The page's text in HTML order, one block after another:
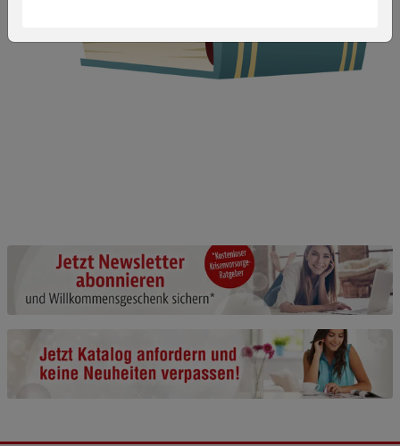
Notwendige Cookies (5)
Beschreibung Notwendige Cookies
Cookie-Informationen anzeigen
Statistik Cookies (1) Statistik Cookies
Beschreibung Statistik Cookies